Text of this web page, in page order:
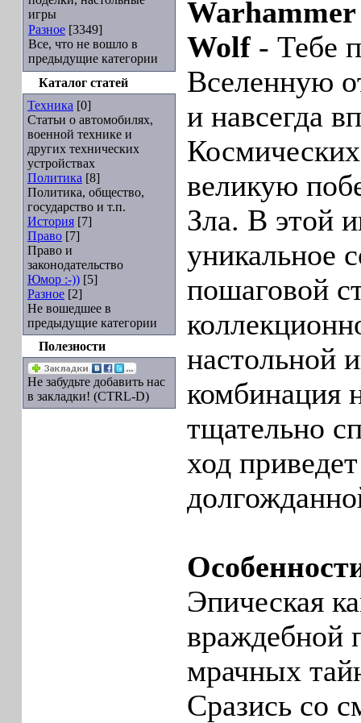
игры
Разное [3349]
Все, что не вошло в
предыдущие категории
Каталог статей
Техника [0]
Статьи о автомобилях,
военной технике и
других технических
устройствах
Политика [8]
Политика, общество,
государство и т.п.
История [7]
Право [7]
Право и
законодательство
Юмор :-)) [5]
Разное [2]
Не вошедшее в
предыдущие категории
Полезности
Не забудьте добавить нас
в закладки! (CTRL-D)
Warhammer
Wolf - Тебе
Вселенную
и навсегда
великую
Зла. В этой
уникальное
пошаговой
настольной
комбинация
тщательно
ход
Эпическая
враждебной
мрачных
Сразись со